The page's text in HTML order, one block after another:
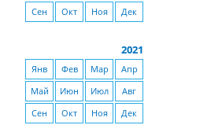
Сен
Окт Ноя Дек
2021
Янв Фев Мар
Апр
Май
Июн Июл
Авг
Сен
Окт Ноя Дек